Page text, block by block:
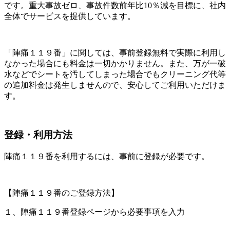
です。重大事故ゼロ、事故件数前年比10％減を目標に、社内
全体でサービスを提供しています。
「陣痛１１９番」に関しては、事前登録無料で実際に利用し
なかった場合にも料金は一切かかりません。また、万が一破
水などでシートを汚してしまった場合でもクリーニング代等
の追加料金は発生しませんので、安心してご利用いただけま
す。
登録・利用方法
陣痛１１９番を利用するには、事前に登録が必要です。
【陣痛１１９番のご登録方法】
１、陣痛１１９番登録ページから必要事項を入力